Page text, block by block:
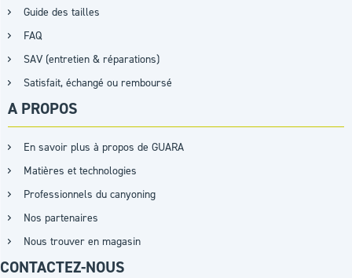
Guide des tailles
FAQ
SAV (entretien & réparations)
Satisfait, échangé ou remboursé
A PROPOS
En savoir plus à propos de GUARA
Matières et technologies
Professionnels du canyoning
Nos partenaires
Nous trouver en magasin
CONTACTEZ-NOUS